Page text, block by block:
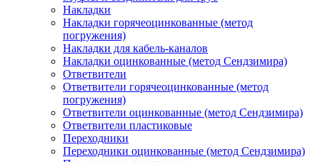
Накладки
Накладки горячеоцинкованные (метод
погружения)
Накладки для кабель-каналов
Накладки оцинкованные (метод Сендзимира)
Ответвители
Ответвители горячеоцинкованные (метод
погружения)
Ответвители оцинкованные (метод Сендзимира)
Ответвители пластиковые
Переходники
Переходники оцинкованные (метод Сендзимира)